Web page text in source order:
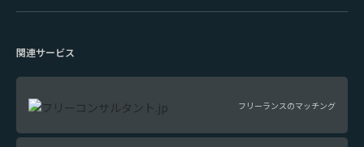
関連サービス
フリーランスのマッチング